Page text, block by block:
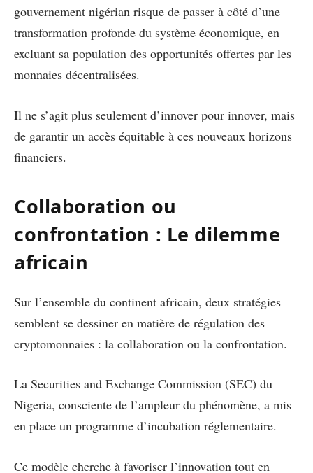
gouvernement nigérian risque de passer à côté d’une
transformation profonde du système économique, en
excluant sa population des opportunités offertes par les
monnaies décentralisées.
Il ne s’agit plus seulement d’innover pour innover, mais
de garantir un accès équitable à ces nouveaux horizons
financiers.
Collaboration ou
confrontation : Le dilemme
africain
Sur l’ensemble du continent africain, deux stratégies
semblent se dessiner en matière de régulation des
cryptomonnaies : la collaboration ou la confrontation.
La Securities and Exchange Commission (SEC) du
Nigeria, consciente de l’ampleur du phénomène, a mis
en place un programme d’incubation réglementaire.
Ce modèle cherche à favoriser l’innovation tout en